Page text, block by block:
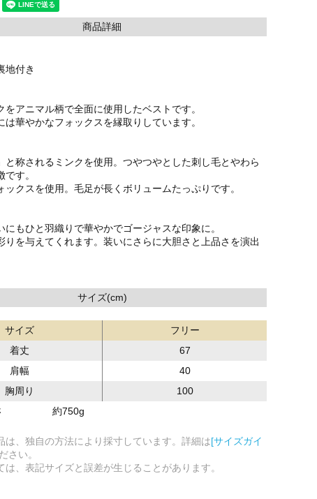
商品詳細
地付き
をアニマル柄で全面に使用したベストです。
は華やかなフォックスを縁取りしています。
と称されるミンクを使用。つやつやとした刺し毛とやわら
す。
ックスを使用。毛足が長くボリュームたっぷりです。
にもひと羽織りで華やかでゴージャスな印象に。
りを与えてくれます。装いにさらに大胆さと上品さを演出
サイズ(cm)
サイズ
フリー
着丈
67
肩幅
40
胸周り
100
約750g
は、独自の方法により採寸しています。詳細は[サイズガイ
さい。
は、表記サイズと誤差が生じることがあります。